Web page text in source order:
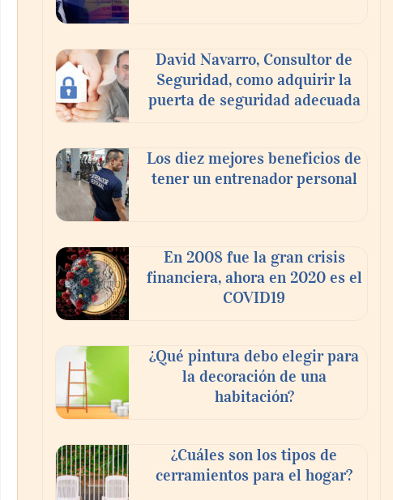
David Navarro, Consultor de
Seguridad, como adquirir la
puerta de seguridad adecuada
Los diez mejores beneficios de
tener un entrenador personal
En 2008 fue la gran crisis
financiera, ahora en 2020 es el
COVID19
¿Qué pintura debo elegir para
la decoración de una
habitación?
¿Cuáles son los tipos de
cerramientos para el hogar?